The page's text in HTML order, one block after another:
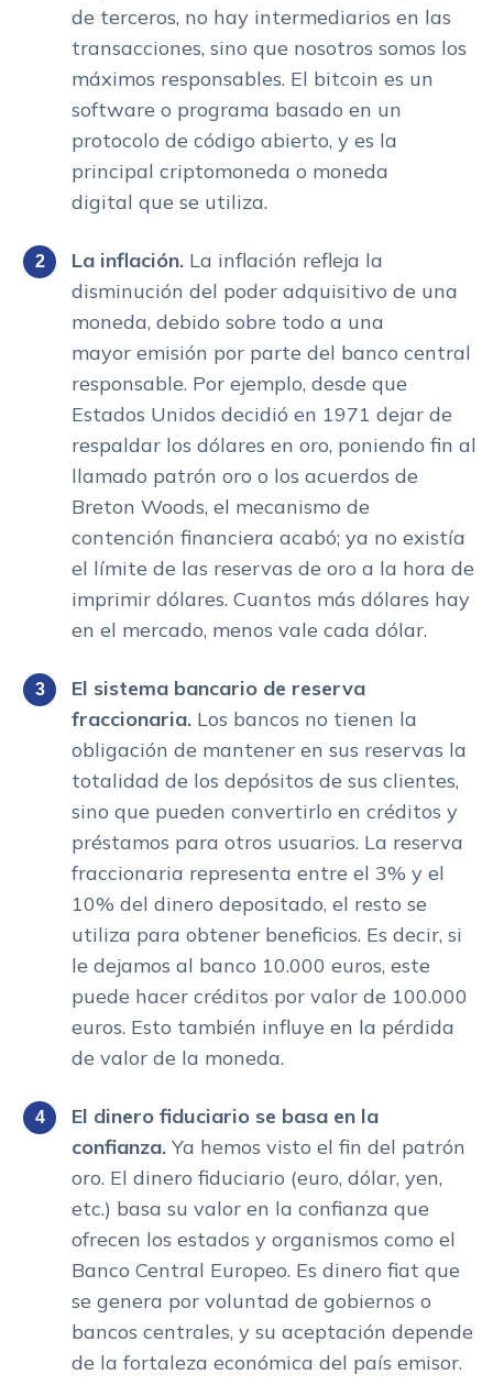
de terceros, no hay intermediarios en las
transacciones, sino que nosotros somos los
máximos responsables. El bitcoin es un
software o programa basado en un
protocolo de código abierto, y es la
principal criptomoneda o moneda
digital que se utiliza.
La inflación. La inflación refleja la
disminución del poder adquisitivo de una
moneda, debido sobre todo a una
mayor emisión por parte del banco central
responsable. Por ejemplo, desde que
Estados Unidos decidió en 1971 dejar de
respaldar los dólares en oro, poniendo fin al
llamado patrón oro o los acuerdos de
Breton Woods, el mecanismo de
contención financiera acabó; ya no existía
el límite de las reservas de oro a la hora de
imprimir dólares. Cuantos más dólares hay
en el mercado, menos vale cada dólar.
El sistema bancario de reserva
fraccionaria. Los bancos no tienen la
obligación de mantener en sus reservas la
totalidad de los depósitos de sus clientes,
sino que pueden convertirlo en créditos y
préstamos para otros usuarios. La reserva
fraccionaria representa entre el 3% y el
10% del dinero depositado, el resto se
utiliza para obtener beneficios. Es decir, si
le dejamos al banco 10.000 euros, este
puede hacer créditos por valor de 100.000
euros. Esto también influye en la pérdida
de valor de la moneda.
El dinero fiduciario se basa en la
confianza. Ya hemos visto el fin del patrón
oro. El dinero fiduciario (euro, dólar, yen,
etc.) basa su valor en la confianza que
ofrecen los estados y organismos como el
Banco Central Europeo. Es dinero fiat que
se genera por voluntad de gobiernos o
bancos centrales, y su aceptación depende
de la fortaleza económica del país emisor.